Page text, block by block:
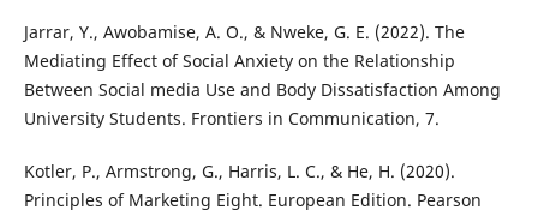
Jarrar, Y., Awobamise, A. O., & Nweke, G. E. (2022). The
Mediating Effect of Social Anxiety on the Relationship
Between Social media Use and Body Dissatisfaction Among
University Students. Frontiers in Communication, 7.
Kotler, P., Armstrong, G., Harris, L. C., & He, H. (2020).
Principles of Marketing Eight. European Edition. Pearson